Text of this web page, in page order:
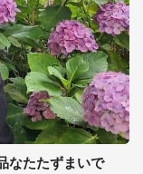
なたたずまいで